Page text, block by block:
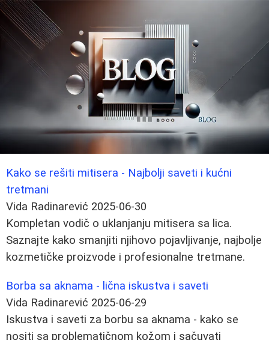
Kako se rešiti mitisera - Najbolji saveti i kućni
tretmani
Vida Radinarević 2025-06-30
Kompletan vodič o uklanjanju mitisera sa lica.
Saznajte kako smanjiti njihovo pojavljivanje, najbolje
kozmetičke proizvode i profesionalne tretmane.
Borba sa aknama - lična iskustva i saveti
Vida Radinarević 2025-06-29
Iskustva i saveti za borbu sa aknama - kako se
nositi sa problematičnom kožom i sačuvati